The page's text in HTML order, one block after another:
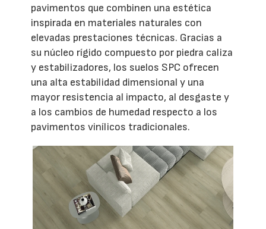
pavimentos que combinen una estética
inspirada en materiales naturales con
elevadas prestaciones técnicas. Gracias a
su núcleo rígido compuesto por piedra caliza
y estabilizadores, los suelos SPC ofrecen
una alta estabilidad dimensional y una
mayor resistencia al impacto, al desgaste y
a los cambios de humedad respecto a los
pavimentos vinílicos tradicionales.